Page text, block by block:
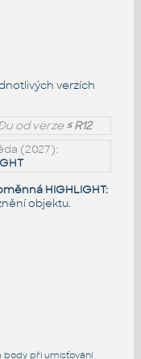
verzích
od verze≤ R12
(2027):
HIGHLIGHT:
objektu.
body při umisťování